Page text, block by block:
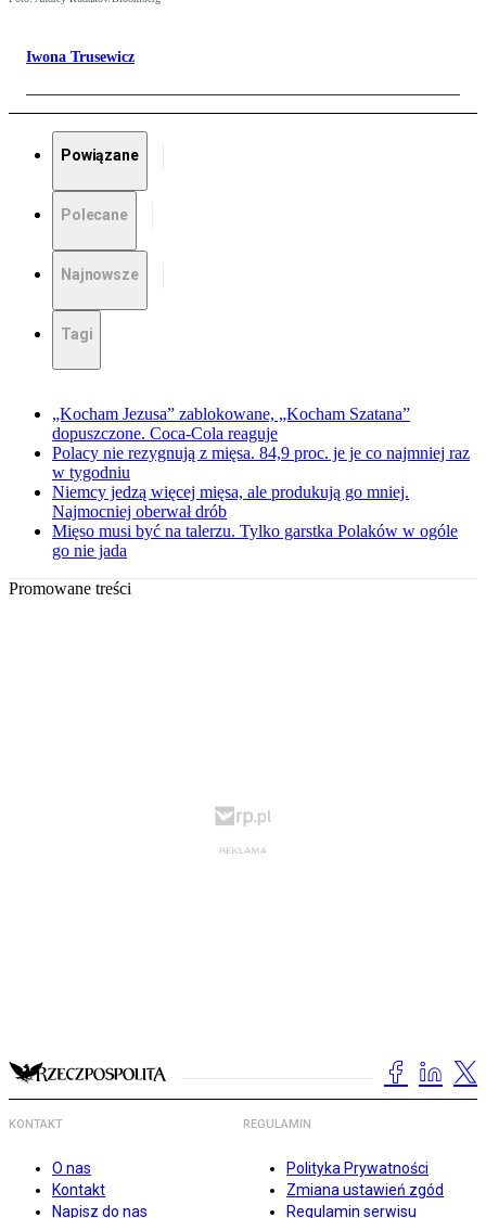
Iwona Trusewicz
Powiązane
Polecane
Najnowsze
Tagi
„Kocham Jezusa” zablokowane, „Kocham Szatana”
dopuszczone. Coca-Cola reaguje
Polacy nie rezygnują z mięsa. 84,9 proc. je je co najmniej raz
w tygodniu
Niemcy jedzą więcej mięsa, ale produkują go mniej.
Najmocniej oberwał drób
Mięso musi być na talerzu. Tylko garstka Polaków w ogóle
go nie jada
Promowane treści
KONTAKT
O nas
Kontakt
Napisz do nas
REGULAMIN
Polityka Prywatności
Zmiana ustawień zgód
Regulamin serwisu